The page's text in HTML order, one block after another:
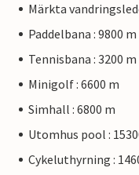
Märkta
Paddelbana : 9800 m
Tennisbana : 3200 m
Minigolf : 6600 m
Simhall : 6800 m
Utomhus pool :
Cykeluthyrning :